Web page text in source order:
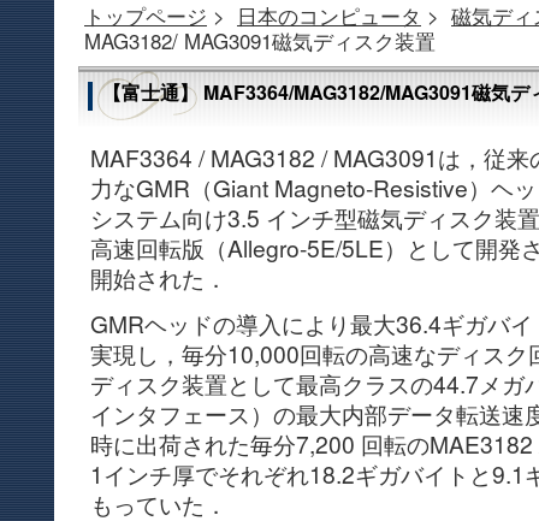
トップページ > 日本のコンピュータ > 磁気デ
MAG3182/ MAG3091磁気ディスク装置
【富士通】 MAF3364/MAG3182/MAG3091磁気デ
MAF3364 / MAG3182 / MAG3091は，従
力なGMR（Giant Magneto-Resistive）ヘ
システム向け3.5 インチ型磁気ディスク装
高速回転版（Allegro-5E/5LE）として開発
開始された．
GMRヘッドの導入により最大36.4ギガバ
実現し，毎分10,000回転の高速なディスク
ディスク装置として最高クラスの44.7メガ
インタフェース）の最大内部データ転送速
時に出荷された毎分7,200 回転の
1インチ厚でそれぞれ18.2ギガバイトと9.1
もっていた．